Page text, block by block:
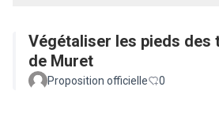
Végétaliser les pieds des
de Muret
Proposition officielle 0